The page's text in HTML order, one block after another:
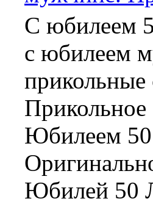
С юбилеем
с юбилеем
прикольные
Юбилеем 50
Юбилей 50